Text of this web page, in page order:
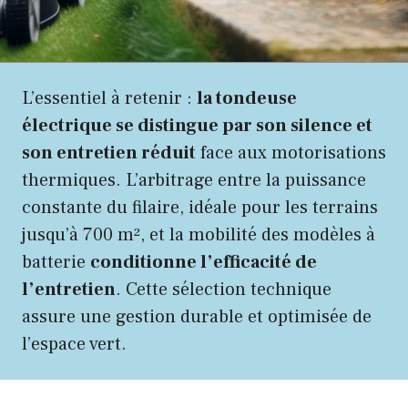
L’essentiel à retenir : la tondeuse
électrique se distingue par son silence et
son entretien réduitface aux motorisations
thermiques. L’arbitrage entre la puissance
constante du filaire, idéale pour les terrains
jusqu’à 700 m², et la mobilité des modèles à
batterie conditionne l’efficacité de
l’entretien. Cette sélection technique
assure une gestion durable et optimisée de
l’espace vert.